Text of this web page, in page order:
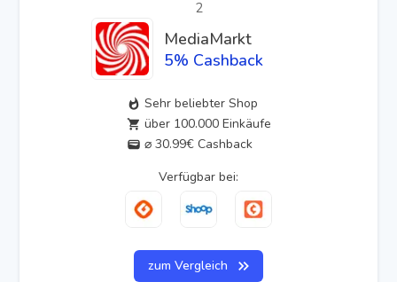
2
MediaMarkt
5% Cashback
Sehr beliebter Shop
über 100.000 Einkäufe
⌀ 30.99€ Cashback
Verfügbar bei:
zum Vergleich